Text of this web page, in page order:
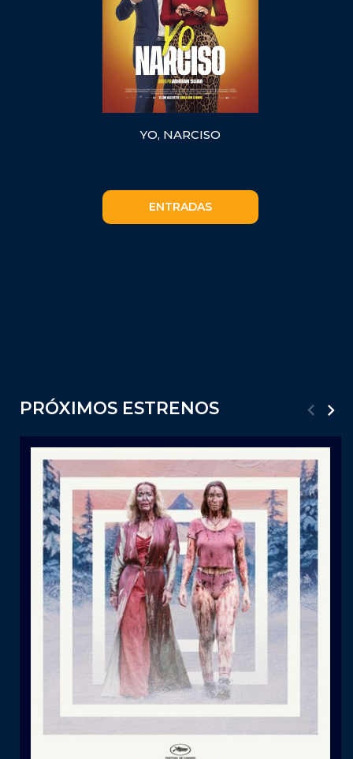
YO, NARCISO
ENTRADAS
PRÓXIMOS ESTRENOS